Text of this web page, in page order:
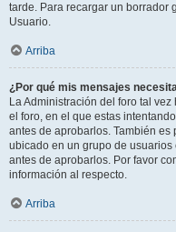
tarde. Para recargar un borrador
Usuario.
Arriba
¿Por qué mis mensajes
La Administración del foro tal
el foro, en el que estas
antes de aprobarlos. También
ubicado en un grupo de
antes de aprobarlos. Por favor
información al respecto.
Arriba